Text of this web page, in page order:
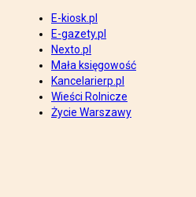
E-kiosk.pl
E-gazety.pl
Nexto.pl
Mała księgowość
Kancelarierp.pl
Wieści Rolnicze
Życie Warszawy